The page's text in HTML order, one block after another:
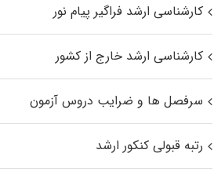
کارشناسی ارشد فراگیر پیام نور
کارشناسی ارشد خارج از کشور
سرفصل ها و ضرایب دروس آزمون
رتبه قبولی کنکور ارشد